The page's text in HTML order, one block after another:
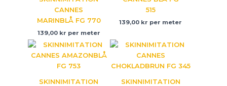
CANNES
MARINBLÅ FG 770
139,00 kr per meter
515
139,00 kr per meter
SKINNIMITATION
SKINNIMITATION